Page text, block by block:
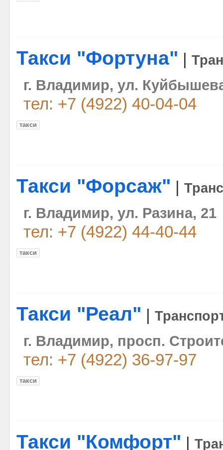
Такси "Фортуна"
г. Владимир, ул.
тел: +7 (4922) 40-04-04
такси
Такси "Форсаж"
г. Владимир, ул. Разина, 21
тел: +7 (4922) 44-40-44
такси
Такси "Реал"
г. Владимир, просп.
тел: +7 (4922) 36-97-97
такси
Такси "Комфорт"